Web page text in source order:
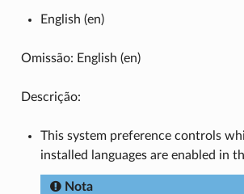
English (en)
Omissão: English (en)
Descrição:
This system preference controls
installed languages are enabled in
Nota